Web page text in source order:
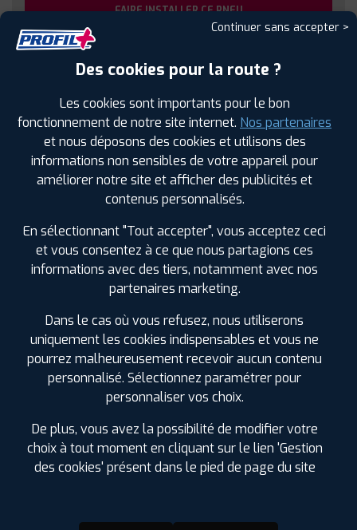
FAIRE INSTALLER CE PNEU
Sous réserve de disponibilité en agence
SPÉCIFICATIONS AVIS CLIENTS ÉTIQUETAGE
Étiquetage
Continuer sans accepter >
Des cookies pour la route ?
Les cookies sont importants pour le bon
fonctionnement de notre site internet. Nos partenaires
et nous déposons des cookies et utilisons des
informations non sensibles de votre appareil pour
améliorer notre site et afficher des publicités et
contenus personnalisés.
En sélectionnant "Tout accepter", vous acceptez ceci
et vous consentez à ce que nous partagions ces
informations avec des tiers, notamment avec nos
partenaires marketing.
Dans le cas où vous refusez, nous utiliserons
uniquement les cookies indispensables et vous ne
pourrez malheureusement recevoir aucun contenu
personnalisé. Sélectionnez paramétrer pour
personnaliser vos choix.
De plus, vous avez la possibilité de modifier votre
choix à tout moment en cliquant sur le lien 'Gestion
des cookies' présent dans le pied de page du site